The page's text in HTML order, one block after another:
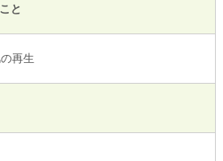
と
再生